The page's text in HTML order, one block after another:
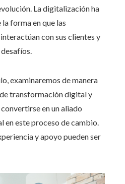
La digitalización ha
forma en que las
con sus clientes y
examinaremos de manera
transformación digital y
en un aliado
en este proceso de cambio.
y apoyo pueden ser